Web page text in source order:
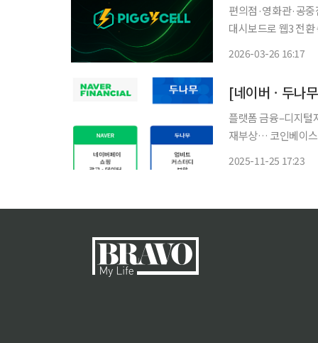
편의점·영화관·공
대시보드로 웹3 전환
2026-03-26 16:17
플랫폼 금융–디지털
재부상… 코인베이스
2025-11-25 17:23